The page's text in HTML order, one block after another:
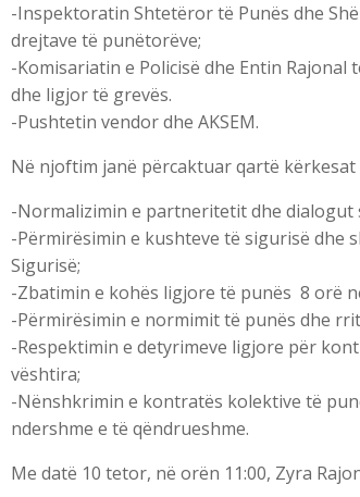
-Inspektoratin Shtetëror të Punës dhe
drejtave të punëtorëve;
-Komisariatin e Policisë dhe Entin
dhe ligjor të grevës.
-Pushtetin vendor dhe AKSEM.
Në njoftim janë përcaktuar qartë
-Normalizimin e partneritetit dhe dialogut
-Përmirësimin e kushteve të sigurisë dhe
Sigurisë;
-Zbatimin e kohës ligjore të punës 8 orë
-Përmirësimin e normimit të punës dhe
-Respektimin e detyrimeve ligjore për
vështira;
-Nënshkrimin e kontratës kolektive të
ndershme e të qëndrueshme.
Me datë 10 tetor, në orën 11:00, Zyra